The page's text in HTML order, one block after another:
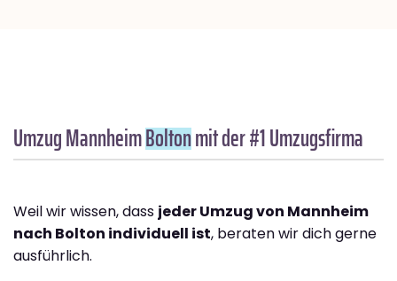
Umzug MannheimBoltonmit der #1 Umzugsfirma
Weil wir wissen, dass jeder Umzug von Mannheim
nach Bolton individuell ist, beraten wir dich gerne
ausführlich.